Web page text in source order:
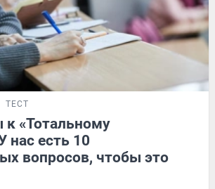
ТЕСТ
«Тотальному
нас есть 10
вопросов, чтобы это